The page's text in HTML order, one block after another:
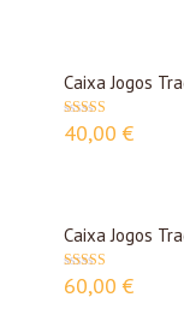
Caixa Jogos
Avaliação
5.00
40,00 €
Caixa Jogos
Avaliação
5.00
60,00 €